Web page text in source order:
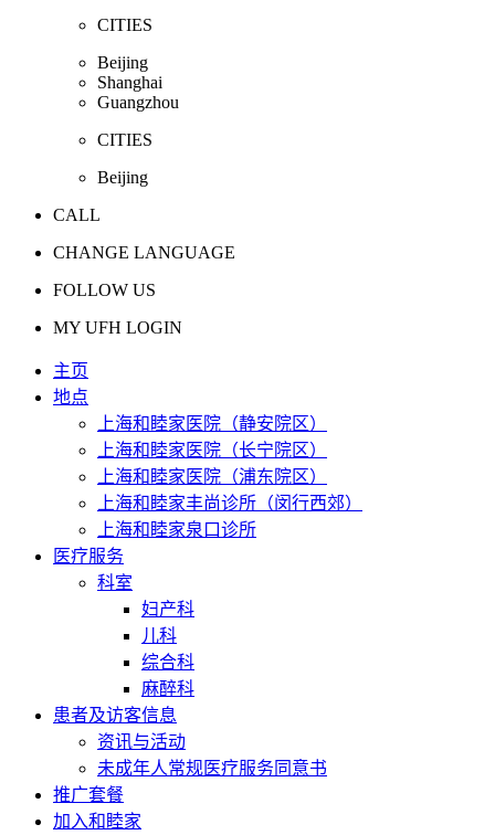
CITIES
Beijing
Shanghai
Guangzhou
CITIES
Beijing
CALL
CHANGE LANGUAGE
FOLLOW US
MY UFH LOGIN
主页
地点
上海和睦家医院（静安院区）
上海和睦家医院（长宁院区）
上海和睦家医院（浦东院区）
上海和睦家丰尚诊所（闵行西郊）
上海和睦家泉口诊所
医疗服务
科室
妇产科
儿科
综合科
麻醉科
患者及访客信息
资讯与活动
未成年人常规医疗服务同意书
推广套餐
加入和睦家